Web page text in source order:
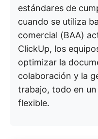
estándares de
cuando se utiliza
comercial (BAA)
ClickUp, los
optimizar la
colaboración y la
trabajo, todo en
flexible.